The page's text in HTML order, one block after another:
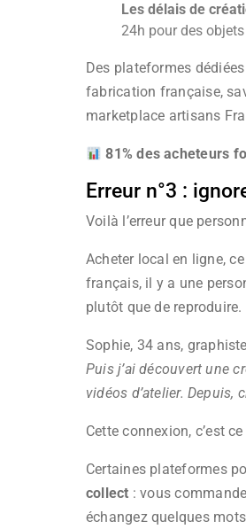
Les délais de
24h pour des
Des plateformes
fabrication française,
marketplace artisans
81% des acheteurs
Erreur n°3 :
Voilà l’erreur que
Acheter local en ligne,
français, il y a une
plutôt que de
Sophie, 34 ans,
Puis j’ai découvert une
vidéos d’atelier. Depuis,
Cette connexion, c’est
Certaines plateformes
collect : vous
échangez quelques